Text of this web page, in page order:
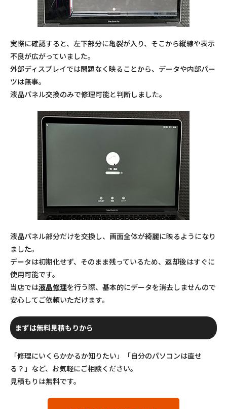
実際に確認すると、左下部分に亀裂が入り、そこから縦線や表示
不良が広がっていました。
外部ディスプレイでは問題なく映ることから、データや内部パー
ツは無事。
液晶パネル交換のみで修理可能と判断しました。
液晶パネル部分だけを交換し、画面全体が綺麗に映るようになり
ました。
データは初期化せず、そのまま残っているため、返却後はすぐに
使用可能です。
当店では液晶修理を行う際、基本的にデータを消去しませんので
安心してご依頼いただけます。
まずは無料見積もりから
「修理にいくらかかるか知りたい」「自分のパソコンは直せ
る？」など、お気軽にご相談ください。
見積もりは無料です。